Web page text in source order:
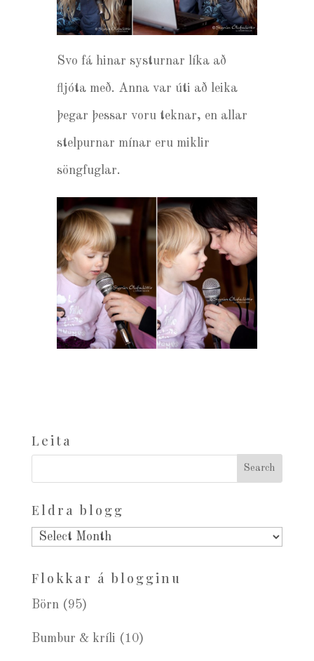
Svo fá hinar systurnar líka að
fljóta með. Anna var úti að leika
þegar þessar voru teknar, en allar
stelpurnar mínar eru miklir
söngfuglar.
Leita
Eldra blogg
Eldra
Flokkar á blogginu
Börn (95)
Bumbur & kríli (10)